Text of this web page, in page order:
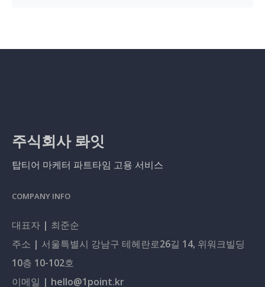
주식회사 롸잇
탑티어 마케터 파트타임 고용 서비스
COMPANY INFO
대표자 | 최준순
주소 | 서울특별시 강남구 테헤란로26길 14, 위워크빌딩
10층 10-102호
이메일 | hello@1point.kr